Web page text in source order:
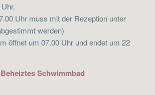
Uhr muss mit der Rezeption unter
werden)
öffnet um 07.00 Uhr und endet um 22
Beheiztes Schwimmbad